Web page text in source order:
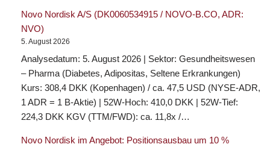
Novo Nordisk A/S (DK0060534915 / NOVO-B.CO, ADR:
NVO)
5. August 2026
Analysedatum: 5. August 2026 | Sektor: Gesundheitswesen
– Pharma (Diabetes, Adipositas, Seltene Erkrankungen)
Kurs: 308,4 DKK (Kopenhagen) / ca. 47,5 USD (NYSE-ADR,
1 ADR = 1 B-Aktie) | 52W-Hoch: 410,0 DKK | 52W-Tief:
224,3 DKK KGV (TTM/FWD): ca. 11,8x /…
Novo Nordisk im Angebot: Positionsausbau um 10 %